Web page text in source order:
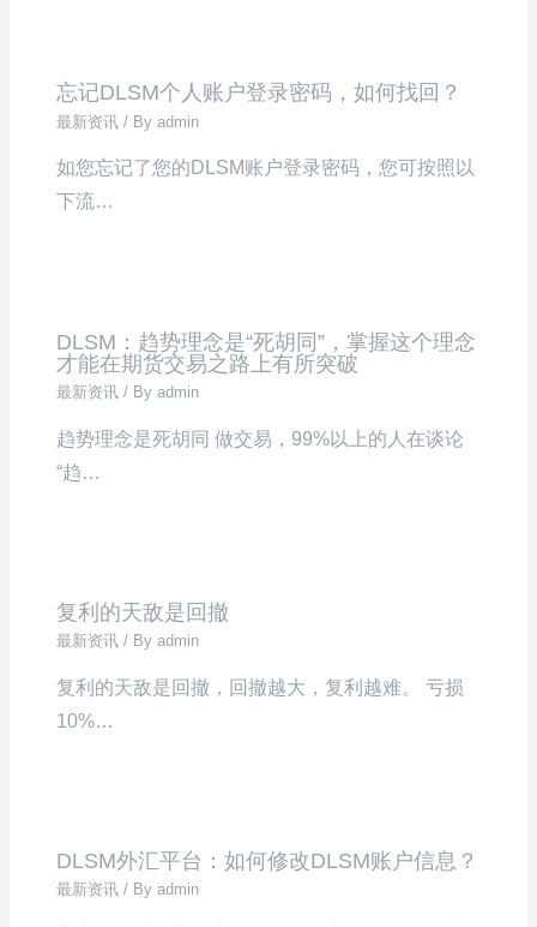
忘记DLSM个人账户登录密码，如何找回？
最新资讯 / Byadmin
如您忘记了您的DLSM账户登录密码，您可按照以
下流…
DLSM：趋势理念是“死胡同”，掌握这个理念
才能在期货交易之路上有所突破
最新资讯 / Byadmin
趋势理念是死胡同 做交易，99%以上的人在谈论
“趋…
复利的天敌是回撤
最新资讯 / Byadmin
复利的天敌是回撤，回撤越大，复利越难。 亏损
10%…
DLSM外汇平台：如何修改DLSM账户信息？
最新资讯 / Byadmin